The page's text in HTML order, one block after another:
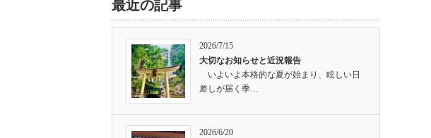
最近の記事
2026/7/15
大切なお知らせと近況報告
いよいよ本格的な夏が始まり、眩しい日
差しが届く季…
2026/6/20